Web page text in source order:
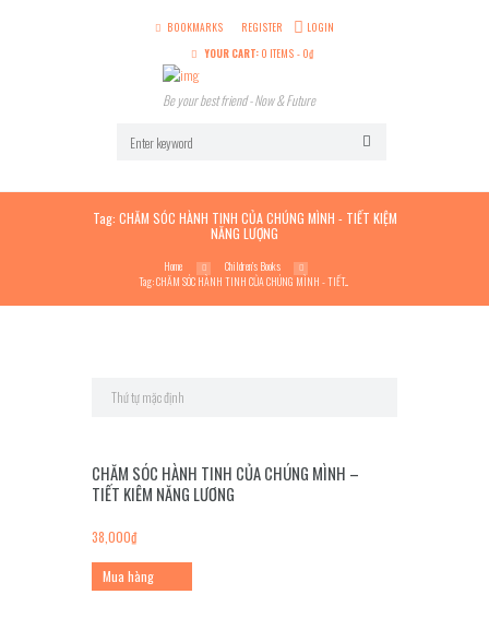
BOOKMARKS REGISTER
LOGIN
YOUR CART: 0 ITEMS- 0₫
Be your best friend - Now & Future
Tag: CHĂM SÓC HÀNH TINH CỦA CHÚNG MÌNH - TIẾT KIỆM
NĂNG LƯỢNG
Home
Children’s Books
Tag: CHĂM SÓC HÀNH TINH CỦA CHÚNG MÌNH - TIẾT...
CHĂM SÓC HÀNH TINH CỦA CHÚNG MÌNH –
TIẾT KIỆM NĂNG LƯỢNG
38,000₫
Mua hàng